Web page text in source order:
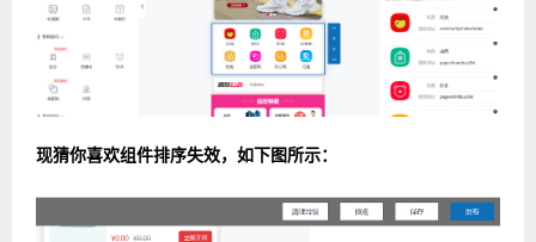
现猜你喜欢组件排序失效，如下图所示：